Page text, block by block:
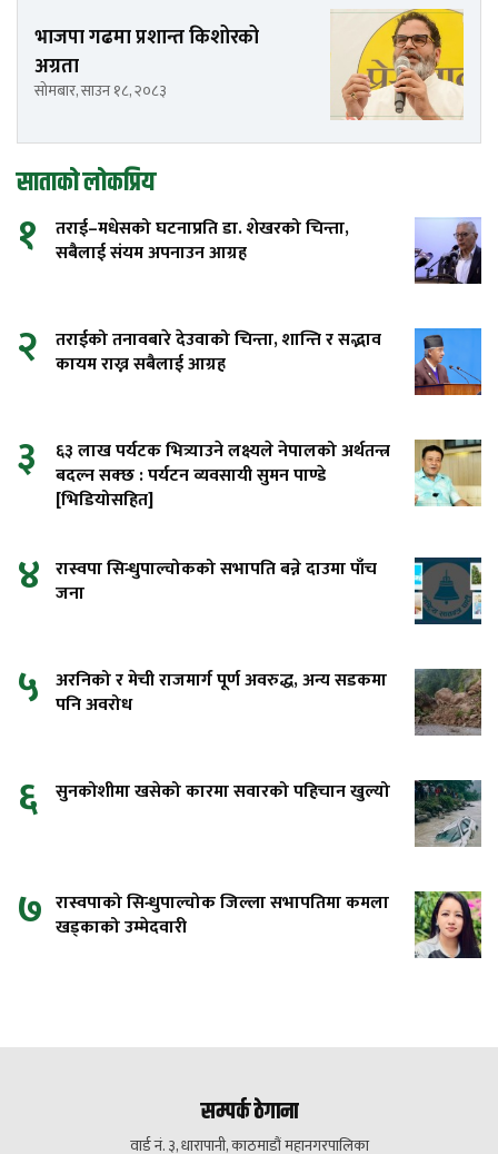
भाजपा गढमा प्रशान्त किशोरको
अग्रता
सोमबार, साउन १८, २०८३
साताको लोकप्रिय
१
तराई–मधेसको घटनाप्रति डा. शेखरको चिन्ता,
सबैलाई संयम अपनाउन आग्रह
२
तराईको तनावबारे देउवाको चिन्ता, शान्ति र सद्भाव
कायम राख्न सबैलाई आग्रह
३
६३ लाख पर्यटक भित्र्याउने लक्ष्यले नेपालको अर्थतन्त्र
बदल्न सक्छ : पर्यटन व्यवसायी सुमन पाण्डे
[भिडियोसहित]
४ रास्वपा सिन्धुपाल्चोकको सभापति बन्ने दाउमा पाँच
जना
५ अरनिको र मेची राजमार्ग पूर्ण अवरुद्ध, अन्य सडकमा
पनि अवरोध
६ सुनकोशीमा खसेको कारमा सवारको पहिचान खुल्यो
७ रास्वपाको सिन्धुपाल्चोक जिल्ला सभापतिमा कमला
खड्काको उम्मेदवारी
सम्पर्क ठेगाना
वार्ड नं. ३, धारापानी, काठमाडौं महानगरपालिका